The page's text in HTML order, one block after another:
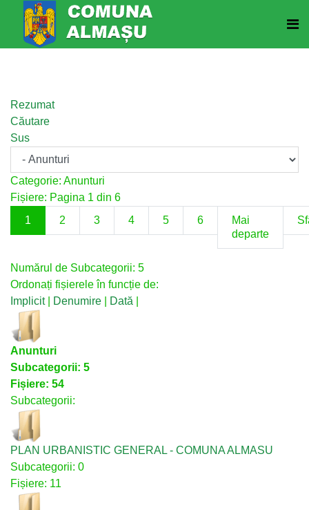
Rezumat
Căutare
Sus
Categorie: Anunturi
Fișiere: Pagina 1 din 6
1
2 3 4 5 6
Mai
departe
Numărul de Subcategorii: 5
Ordonați fișierele în funcție de:
Implicit| Denumire Dată
Anunturi
Subcategorii: 5
Fișiere: 54
Subcategorii:
PLAN URBANISTIC GENERAL - COMUNA ALMASU
Subcategorii: 0
Fișiere: 11